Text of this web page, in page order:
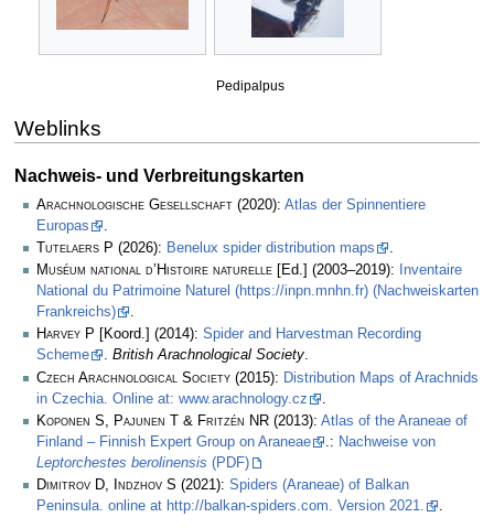
Pedipalpus
Weblinks
Nachweis- und Verbreitungskarten
Arachnologische Gesellschaft (2020): Atlas der Spinnentiere
Europas
Tutelaers P (2026): Benelux spider distribution maps
.
Muséum national d’Histoire naturelle [Ed.] (2003–2019):
Inventaire
National du Patrimoine Naturel (https://inpn.mnhn.fr) (Nachweiskarten
Frankreichs)
.
Harvey P [Koord.] (2014): Spider and Harvestman Recording
Scheme
. British Arachnological Society.
Czech Arachnological Society (2015): Distribution Maps of Arachnids
in Czechia. Online at: www.arachnology.cz
Koponen S, Pajunen T & Fritzén NR (2013): Atlas of the Araneae of
Finland – Finnish Expert Group on Araneae
.: Nachweise von
Leptorchestes berolinensis (PDF)
Dimitrov D, Indzhov S (2021): Spiders (Araneae) of Balkan
Peninsula. online at http://balkan-spiders.com. Version 2021.
.